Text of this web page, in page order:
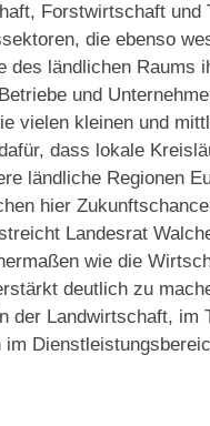
Forstwirtschaft und
die ebenso
ländlichen Raums
und
vielen kleinen und
dass lokale
ländliche Regionen
hier
Landesrat
wie die
deutlich zu
der Landwirtschaft, im